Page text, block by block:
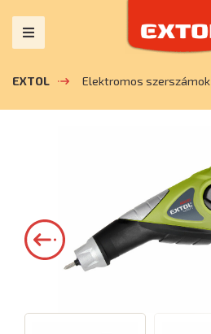
EXTOL Elektromos szerszámok